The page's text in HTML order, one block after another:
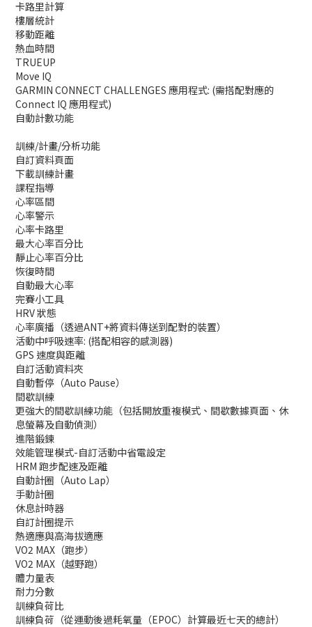
卡路里計算
樓層統計
移動距離
熱血時間
TRUEUP
Move IQ
GARMIN CONNECT CHALLENGES 應用程式: (需搭配對應的
Connect IQ 應用程式)
自動計數功能
訓練/計畫/分析功能
自訂資料頁面
下載訓練計畫
課程指導
心率區間
心率警示
心率卡路里
最大心率百分比
靜止心率百分比
恢復時間
自動最大心率
完賽小工具
HRV 狀態
心率廣播（透過ANT+將資料傳送到配對的裝置）
活動中呼吸速率: (搭配相容的感測器)
GPS 速度與距離
自訂活動資料夾
自動暫停（Auto Pause）
間歇訓練
更強大的間歇訓練功能（包括開放重複模式、間歇數據頁面、休
息螢幕及自動偵測）
進階鍛鍊
效能管理模式-自訂活動中省電設定
HRM 跑步配速及距離
自動計圈（Auto Lap）
手動計圈
休息計時器
自訂計圈提示
熱適應與高海拔適應
VO2 MAX（跑步）
VO2 MAX（越野跑）
體力量表
耐力分數
訓練負荷比
訓練負荷（從運動後過耗氧量（EPOC）計算最近七天的總計）